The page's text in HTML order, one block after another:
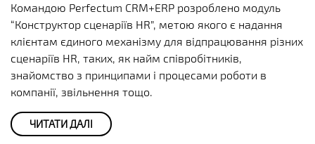
Командою Perfectum CRM+ERP розроблено модуль
“Конструктор сценаріїв HR”, метою якого є надання
клієнтам єдиного механізму для відпрацювання різних
сценаріїв HR, таких, як найм співробітників,
знайомство з принципами і процесами роботи в
компанії, звільнення тощо.
ЧИТАТИ ДАЛІ